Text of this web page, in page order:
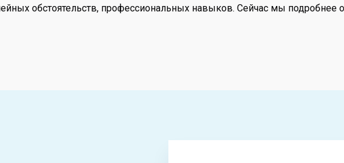
обстоятельств, профессиональных навыков. Сейчас мы подробнее